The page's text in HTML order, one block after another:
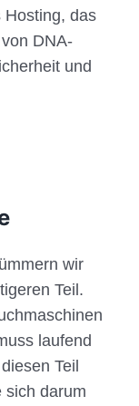
Hosting, das
DNA-
und
wir
Teil.
laufend
Teil
sich darum